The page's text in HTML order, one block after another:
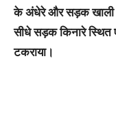
के अंधेरे और सड़क खाली
सीधे सड़क किनारे स्थित
टकराया।